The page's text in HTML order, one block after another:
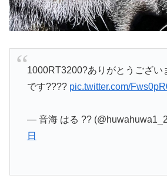
1000RT3200?ありがとうござい
です???? pic.twitter.com/
— 音海 はる ??
日